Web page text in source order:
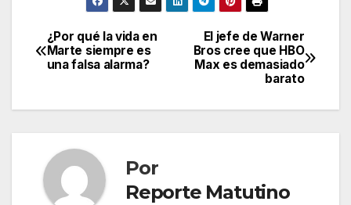
Navegación
de
entradas
El jefe de Warner
Bros cree que HBO
Max es demasiado
barato
¿Por qué la vida en
Marte siempre es
una falsa alarma?
Por
Reporte Matutino